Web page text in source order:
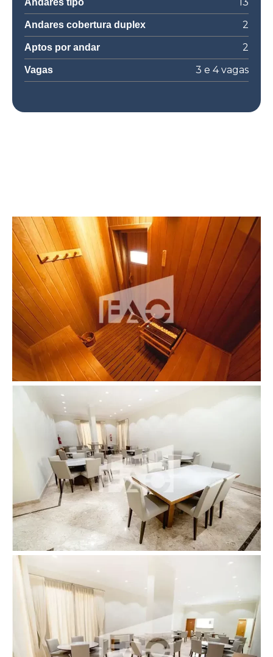
Andares cobertura duplex 2
Aptos por andar 2
Vagas 3 e 4 vagas